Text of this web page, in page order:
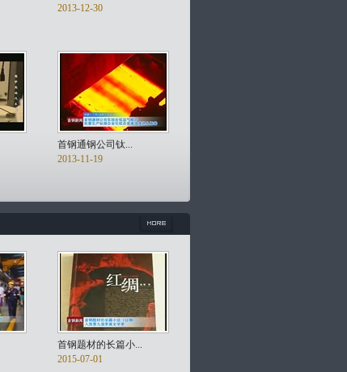
2013-12-30
首钢通钢公司钛...
2013-11-19
首钢题材的长篇小...
2015-07-01